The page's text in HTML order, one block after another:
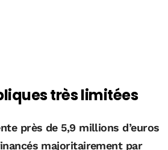
très limitées
près de 5,9 millions d’euros
majoritairement par